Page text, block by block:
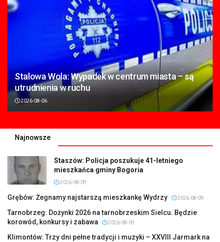
Stalowa Wola: Wypadek w centrum miasta – są
utrudnienia w ruchu
2026-08-06
Najnowsze
Staszów: Policja poszukuje 41-letniego
mieszkańca gminy Bogoria
2026-08-09
Grębów: Żegnamy najstarszą mieszkankę Wydrzy 2026-08-09
Tarnobrzeg: Dożynki 2026 na tarnobrzeskim Sielcu. Będzie
korowód, konkursy i zabawa
2026-08-09
Klimontów: Trzy dni pełne tradycji i muzyki – XXVIII Jarmark na